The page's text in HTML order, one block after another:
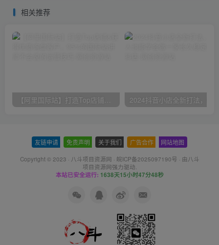
相关推荐
【阿里国际站】打造Top店铺&获得优质询盘客户，​95%的国际站讲师不会说的运营技巧
友链申请 免责声明 关于我们 广告合作 网站地图
Copyright © 2023 · 八斗项目资源网 · 皖ICP备2025097190号 · 由八斗
项目资源网强力驱动.
本站已安全运行: 1638天15小时47分48秒